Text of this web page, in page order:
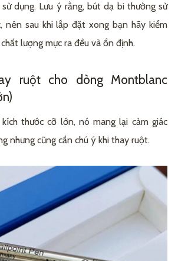
dụng. Lưu ý rằng, bút dạ bi thường sử
nên sau khi lắp đặt xong bạn hãy kiểm
lượng mực ra đều và ổn định.
ruột cho dòng Montblanc
thước cỡ lớn, nó mang lại cảm giác
nhưng cũng cần chú ý khi thay ruột.